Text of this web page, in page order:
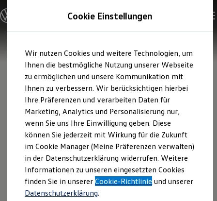
Hauptinhalt
springen
Footer
springen
Modelle und Konfigurator
Konfigurator
Modelle vergleichen
Elektroautos
ENERGY Sondermodelle
Nutzfahrzeuge
SUV und CUV
Familienautos
Kombis
Kompaktwagen
Sportwagen
Schnell verfügbare Fahrzeuge
Angebote und Produkte
Aktuelle Angebote
E-Auto-Förderung
Volkswagen Marktplatz
Die ENERGY Sondermodelle
Junge Gebrauchtwagen und Gebrauchtwagen
Volkswagen Zertifizierte Gebrauchtwagen
Elektromobilität bei Gebrauchtwagen
Cookie Einstellungen
Wir nutzen Cookies und weitere Technologien, um
Ihnen die bestmögliche Nutzung unserer Webseite
zu ermöglichen und unsere Kommunikation mit
Ihnen zu verbessern. Wir berücksichtigen hierbei
Ihre Präferenzen und verarbeiten Daten für
Marketing, Analytics und Personalisierung nur,
wenn Sie uns Ihre Einwilligung geben. Diese
können Sie jederzeit mit Wirkung für die Zukunft
im Cookie Manager (Meine Präferenzen verwalten)
in der Datenschutzerklärung widerrufen. Weitere
Informationen zu unseren eingesetzten Cookies
finden Sie in unsererCookie-Richtlinie und unserer
Datenschutzerklärung.